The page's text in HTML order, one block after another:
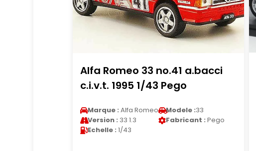
Alfa Romeo 33 no.41 a.bacci
c.i.v.t. 1995 1/43 Pego
Marque : Alfa Romeo Modele :33
Version : 33 1.3 Fabricant : Pego
Echelle : 1/43